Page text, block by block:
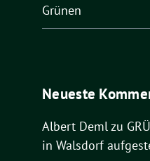
Grünen
Neueste
Albert Demlzu
in Walsdorf